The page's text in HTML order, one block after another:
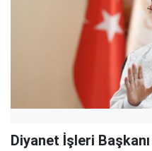
Diyanet İşleri